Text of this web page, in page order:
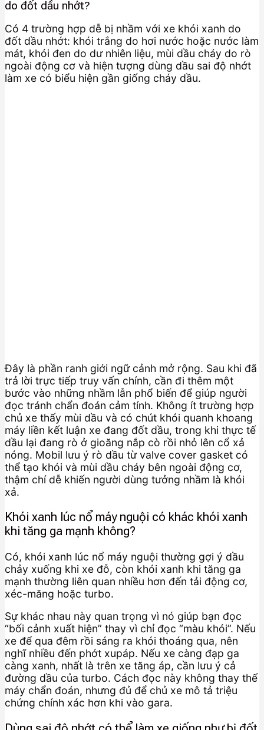
do đốt dầu nhớt?
Có 4 trường hợp dễ bị nhầm với xe khói xanh do
đốt dầu nhớt: khói trắng do hơi nước hoặc nước làm
mát, khói đen do dư nhiên liệu, mùi dầu cháy do rò
ngoài động cơ và hiện tượng dùng dầu sai độ nhớt
làm xe có biểu hiện gần giống cháy dầu.
Đây là phần ranh giới ngữ cảnh mở rộng. Sau khi đã
trả lời trực tiếp truy vấn chính, cần đi thêm một
bước vào những nhầm lẫn phổ biến để giúp người
đọc tránh chẩn đoán cảm tính. Không ít trường hợp
chủ xe thấy mùi dầu và có chút khói quanh khoang
máy liền kết luận xe đang đốt dầu, trong khi thực tế
dầu lại đang rò ở gioăng nắp cò rồi nhỏ lên cổ xả
nóng. Mobil lưu ý rò dầu từ valve cover gasket có
thể tạo khói và mùi dầu cháy bên ngoài động cơ,
thậm chí dễ khiến người dùng tưởng nhầm là khói
xả.
Khói xanh lúc nổ máy nguội có khác khói xanh
khi tăng ga mạnh không?
Có, khói xanh lúc nổ máy nguội thường gợi ý dầu
chảy xuống khi xe đỗ, còn khói xanh khi tăng ga
mạnh thường liên quan nhiều hơn đến tải động cơ,
xéc-măng hoặc turbo.
Sự khác nhau này quan trọng vì nó giúp bạn đọc
“bối cảnh xuất hiện” thay vì chỉ đọc “màu khói”. Nếu
xe để qua đêm rồi sáng ra khói thoáng qua, nên
nghĩ nhiều đến phớt xupáp. Nếu xe càng đạp ga
càng xanh, nhất là trên xe tăng áp, cần lưu ý cả
đường dầu của turbo. Cách đọc này không thay thế
máy chẩn đoán, nhưng đủ để chủ xe mô tả triệu
chứng chính xác hơn khi vào gara.